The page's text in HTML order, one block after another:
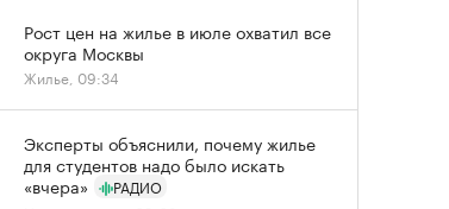
Рост цен на жилье в июле охватил все
округа Москвы
Жилье, 09:34
Эксперты объяснили, почему жилье
для студентов надо было искать
«вчера»
РАДИО